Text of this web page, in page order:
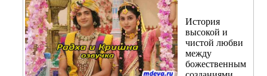
История
высокой и
чистой любви
между
божественным